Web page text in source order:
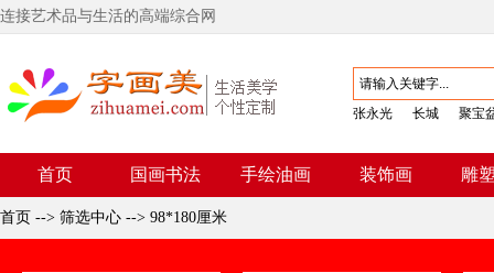
连接艺术品与生活的高端综合网
张永光 长城 聚宝
首页 国画书法 手绘油画 装饰画 雕
首页 --> 筛选中心 --> 98*180厘米